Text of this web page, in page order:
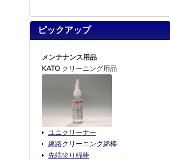
ピックアップ
メンテナンス用品
KATO クリーニング用品
ユニクリーナー
線路クリーニング綿棒
先端尖り綿棒